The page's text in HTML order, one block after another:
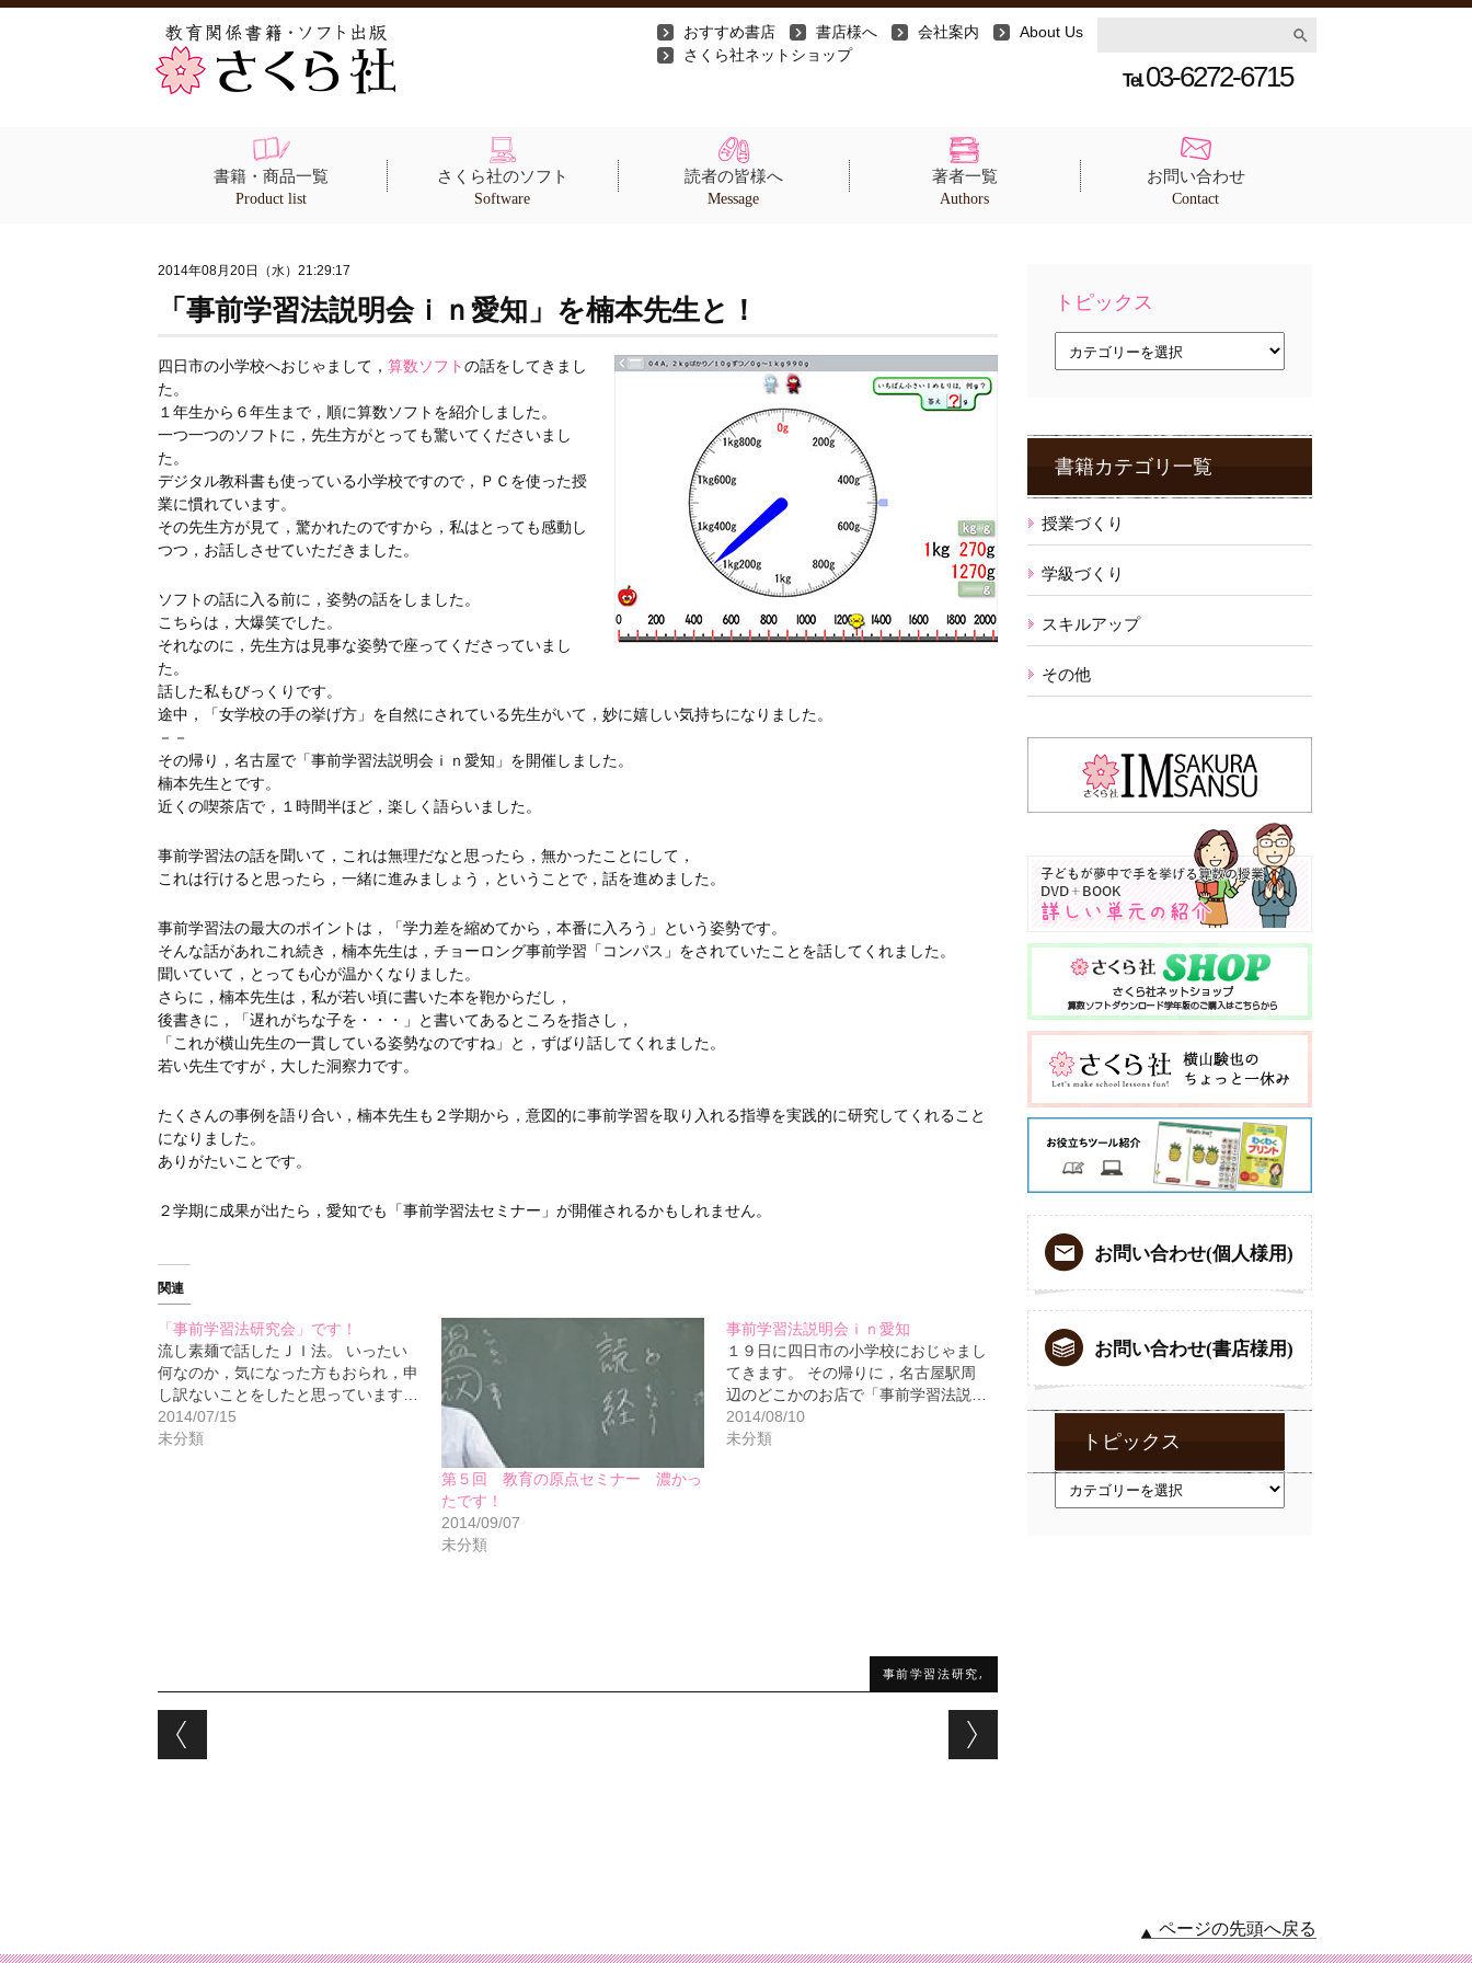
おすすめ書店 書店様へ 会社案内
About Us
さくら社ネットショップ
Tel. 03-6272-6715
書籍・商品一覧
Product list
さくら社のソフト
Software
読者の皆様へ
Message
著者一覧
Authors
お問い合わせ
Contact
2014年08月20日（水）21:29:17
「事前学習法説明会ｉｎ愛知」を楠本先生と！
四日市の小学校へおじゃまして， 算数ソフトの話をしてきまし
た。
１年生から６年生まで，順に算数ソフトを紹介しました。
一つ一つのソフトに，先生方がとっても驚いてくださいまし
た。
デジタル教科書も使っている小学校ですので，ＰＣを使った授
業に慣れています。
その先生方が見て，驚かれたのですから，私はとっても感動し
つつ，お話しさせていただきました。
ソフトの話に入る前に，姿勢の話をしました。
こちらは，大爆笑でした。
それなのに，先生方は見事な姿勢で座ってくださっていまし
た。
話した私もびっくりです。
途中，「女学校の手の挙げ方」を自然にされている先生がいて，妙に嬉しい気持ちになりました。
－－
その帰り，名古屋で「事前学習法説明会ｉｎ愛知」を開催しました。
楠本先生とです。
近くの喫茶店で，１時間半ほど，楽しく語らいました。
事前学習法の話を聞いて，これは無理だなと思ったら，無かったことにして，
これは行けると思ったら，一緒に進みましょう，ということで，話を進めました。
事前学習法の最大のポイントは，「学力差を縮めてから，本番に入ろう」という姿勢です。
そんな話があれこれ続き，楠本先生は，チョーロング事前学習「コンパス」をされていたことを話してくれました。
聞いていて，とっても心が温かくなりました。
さらに，楠本先生は，私が若い頃に書いた本を鞄からだし，
後書きに，「遅れがちな子を・・・」と書いてあるところを指さし，
「これが横山先生の一貫している姿勢なのですね」と，ずばり話してくれました。
若い先生ですが，大した洞察力です。
たくさんの事例を語り合い，楠本先生も２学期から，意図的に事前学習を取り入れる指導を実践的に研究してくれること
になりました。
ありがたいことです。
２学期に成果が出たら，愛知でも「事前学習法セミナー」が開催されるかもしれません。
関連
「事前学習法研究会」です！
流し素麺で話したＪＩ法。 いったい
何なのか，気になった方もおられ，申
し訳ないことをしたと思っています…
2014/07/15
未分類
第５回 教育の原点セミナー 濃かっ
たです！
2014/09/07
未分類
事前学習法説明会ｉｎ愛知
１９日に四日市の小学校におじゃまし
てきます。 その帰りに，名古屋駅周
辺のどこかのお店で「事前学習法説…
2014/08/10
未分類
事前学習法研究,
Post navigation
トピックス
ス
書籍カテゴリ一覧
授業づくり
学級づくり
スキルアップ
その他
お問い合わせ(個人様用)
お問い合わせ(書店様用)
トピックス
ページの先頭へ戻る